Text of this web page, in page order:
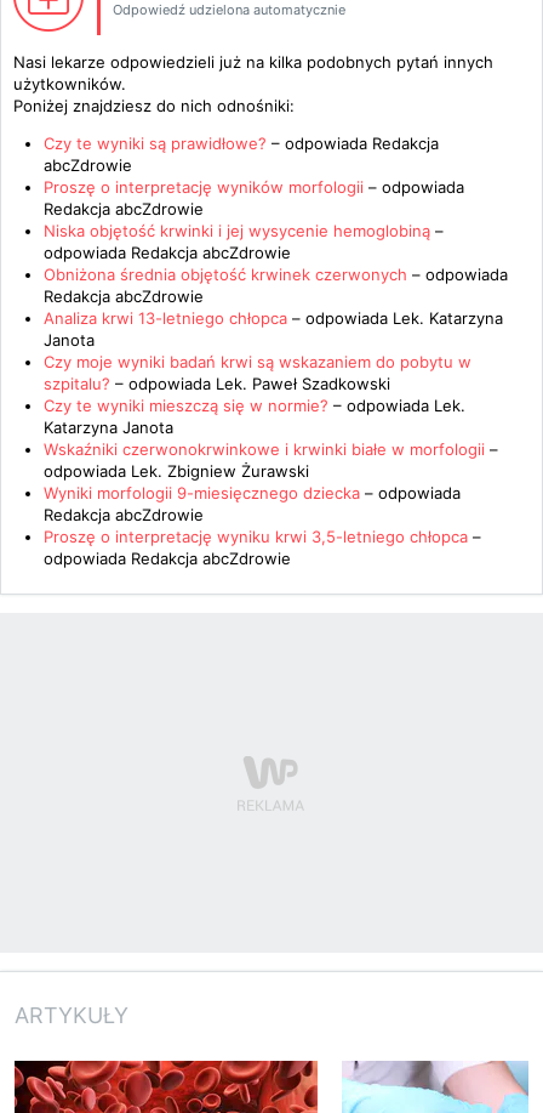
Odpowiedź udzielona automatycznie
Nasi lekarze odpowiedzieli już na kilka podobnych pytań innych
użytkowników.
Poniżej znajdziesz do nich odnośniki:
Czy te wyniki są prawidłowe? – odpowiada Redakcja
abcZdrowie
Proszę o interpretację wyników morfologii – odpowiada
Redakcja abcZdrowie
Niska objętość krwinki i jej wysycenie hemoglobiną –
odpowiada Redakcja abcZdrowie
Obniżona średnia objętość krwinek czerwonych – odpowiada
Redakcja abcZdrowie
Analiza krwi 13-letniego chłopca – odpowiada Lek. Katarzyna
Janota
Czy moje wyniki badań krwi są wskazaniem do pobytu w
szpitalu? – odpowiada Lek. Paweł Szadkowski
Czy te wyniki mieszczą się w normie? – odpowiada Lek.
Katarzyna Janota
Wskaźniki czerwonokrwinkowe i krwinki białe w morfologii –
odpowiada Lek. Zbigniew Żurawski
Wyniki morfologii 9-miesięcznego dziecka – odpowiada
Redakcja abcZdrowie
Proszę o interpretację wyniku krwi 3,5-letniego chłopca –
odpowiada Redakcja abcZdrowie
ARTYKUŁY